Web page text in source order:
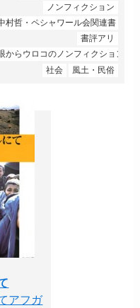
ノンフィクション
村哲・ペシャワール会関連書
書評アリ
からウロコのノンフィクション
社会
風土・民俗
アフガ